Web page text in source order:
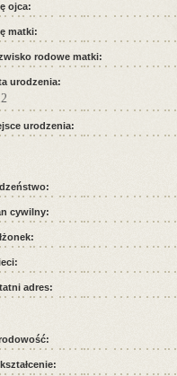
ojca:
matki:
rodowe matki:
urodzenia:
urodzenia:
cywilny:
adres: